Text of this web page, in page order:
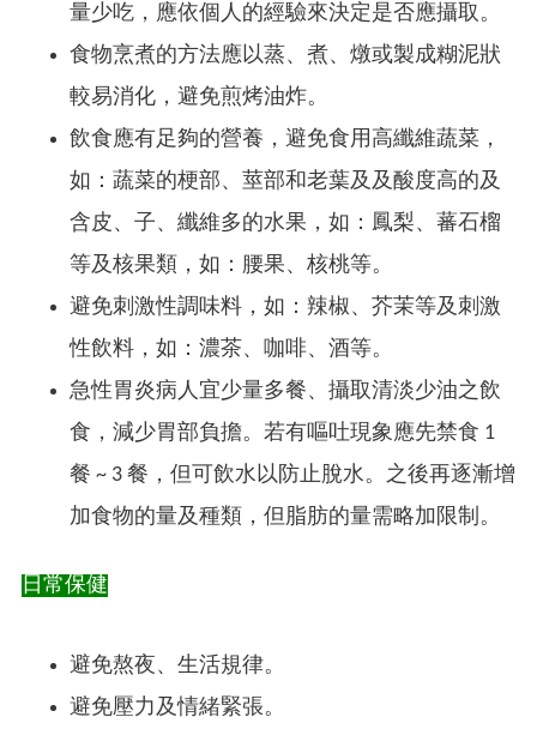
量少吃，應依個人的經驗來決定是否應攝取。
食物烹煮的方法應以蒸、煮、燉或製成糊泥狀
較易消化，避免煎烤油炸。
飲食應有足夠的營養，避免食用高纖維蔬菜，
如：蔬菜的梗部、莖部和老葉及及酸度高的及
含皮、子、纖維多的水果，如：鳳梨、蕃石榴
等及核果類，如：腰果、核桃等。
避免刺激性調味料，如：辣椒、芥茉等及刺激
性飲料，如：濃茶、咖啡、酒等。
急性胃炎病人宜少量多餐、攝取清淡少油之飲
食，減少胃部負擔。若有嘔吐現象應先禁食 1
餐 ~ 3 餐，但可飲水以防止脫水。之後再逐漸增
加食物的量及種類，但脂肪的量需略加限制。​
日常保健
避免熬夜、生活規律。
避免壓力及情緒緊張。